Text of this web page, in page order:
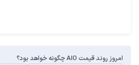
امروز روند قیمت AIO چگونه خواهد بود؟